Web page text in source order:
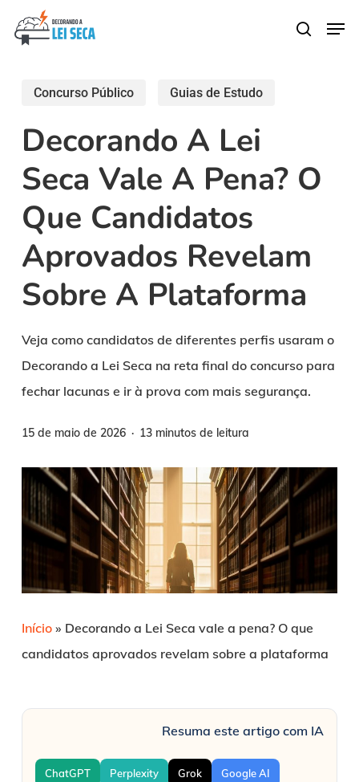
content
search
Concurso Público Guias de Estudo
Decorando A Lei
Seca Vale A Pena? O
Que Candidatos
Aprovados Revelam
Sobre A Plataforma
Veja como candidatos de diferentes perfis usaram o
Decorando a Lei Seca na reta final do concurso para
fechar lacunas e ir à prova com mais segurança.
15 de maio de 2026 13 minutos de leitura
Início» Decorando a Lei Seca vale a pena? O que
candidatos aprovados revelam sobre a plataforma
Resuma este artigo com IA
ChatGPT Perplexity Grok Google AI